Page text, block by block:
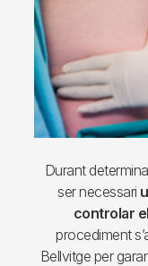
Durant
ser necessari
controlar
procediment
Bellvitge per